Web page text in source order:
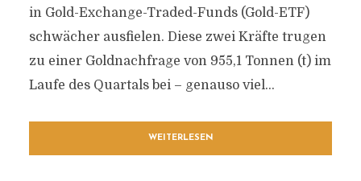
in Gold-Exchange-Traded-Funds (Gold-ETF)
schwächer ausfielen. Diese zwei Kräfte trugen
zu einer Goldnachfrage von 955,1 Tonnen (t) im
Laufe des Quartals bei – genauso viel...
WEITERLESEN